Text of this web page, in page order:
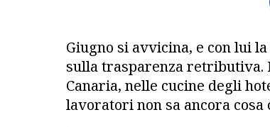
Giugno si avvicina, e con lui
sulla trasparenza retributiva.
Canaria, nelle cucine degli
lavoratori non sa ancora